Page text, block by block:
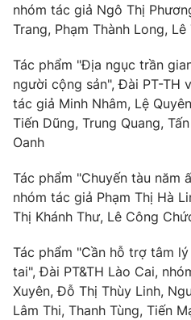
nhóm tác giả Ngô Thị
Trang, Phạm Thành Long, Lê
Tác phẩm "Địa ngục trần
người cộng sản", Đài PT-TH
tác giả Minh Nhâm, Lệ
Tiến Dũng, Trung Quang,
Oanh
Tác phẩm "Chuyến tàu năm
nhóm tác giả Phạm Thị Hà
Thị Khánh Thư, Lê Công
Tác phẩm "Cần hỗ trợ tâm
tai", Đài PT&TH Lào Cai,
Xuyên, Đỗ Thị Thùy Linh,
Lâm Thi, Thanh Tùng, Tiến